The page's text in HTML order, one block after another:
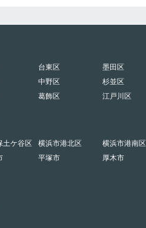
台東区 墨田区
中野区 杉並区
葛飾区 江戸川区
土ケ谷区 横浜市港北区 横浜市港南区
平塚市 厚木市